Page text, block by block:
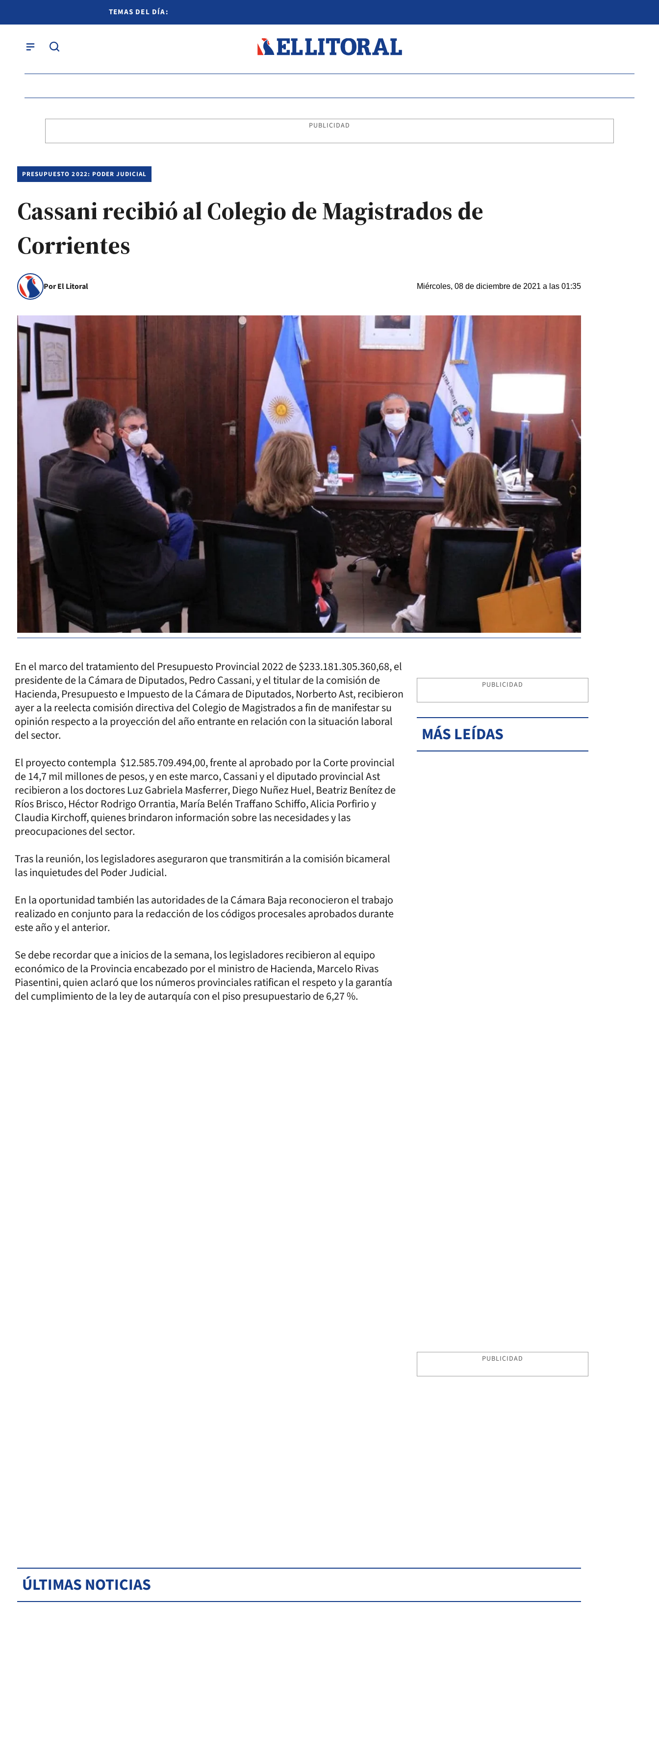
TEMAS DEL DÍA:
PUBLICIDAD
PRESUPUESTO 2022: PODER JUDICIAL
Cassani recibió al Colegio de Magistrados de
Corrientes
Por El Litoral Miércoles, 08 de diciembre de 2021 a las 01:35
En el marco del tratamiento del Presupuesto Provincial 2022 de $233.181.305.360,68, el
presidente de la Cámara de Diputados, Pedro Cassani, y el titular de la comisión de
Hacienda, Presupuesto e Impuesto de la Cámara de Diputados, Norberto Ast, recibieron
ayer a la reelecta comisión directiva del Colegio de Magistrados a fin de manifestar su
opinión respecto a la proyección del año entrante en relación con la situación laboral
del sector.
El proyecto contempla $12.585.709.494,00, frente al aprobado por la Corte provincial
de 14,7 mil millones de pesos, y en este marco, Cassani y el diputado provincial Ast
recibieron a los doctores Luz Gabriela Masferrer, Diego Nuñez Huel, Beatriz Benítez de
Ríos Brisco, Héctor Rodrigo Orrantia, María Belén Traffano Schiffo, Alicia Porfirio y
Claudia Kirchoff, quienes brindaron información sobre las necesidades y las
preocupaciones del sector.
Tras la reunión, los legisladores aseguraron que transmitirán a la comisión bicameral
las inquietudes del Poder Judicial.
En la oportunidad también las autoridades de la Cámara Baja reconocieron el trabajo
realizado en conjunto para la redacción de los códigos procesales aprobados durante
este año y el anterior.
Se debe recordar que a inicios de la semana, los legisladores recibieron al equipo
económico de la Provincia encabezado por el ministro de Hacienda, Marcelo Rivas
Piasentini, quien aclaró que los números provinciales ratifican el respeto y la garantía
del cumplimiento de la ley de autarquía con el piso presupuestario de 6,27 %.
PUBLICIDAD
MÁS LEÍDAS
PUBLICIDAD
ÚLTIMAS NOTICIAS